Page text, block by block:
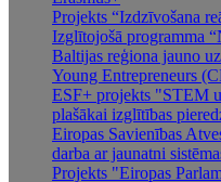
Projekts “Izdzīvošana
Izglītojošā programma
Baltijas reģiona jauno
Young Entrepreneurs
ESF+ projekts "STEM
plašākai izglītības
Eiropas Savienības
darba ar jaunatni
Projekts "Eiropas